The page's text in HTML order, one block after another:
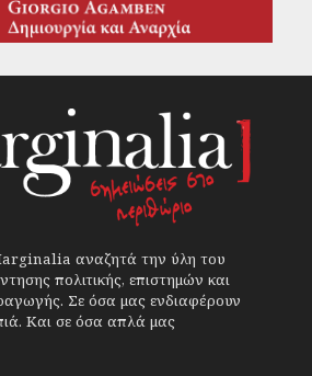
αναζητά την ύλη του
πολιτικής, επιστημών και
Σε όσα μας ενδιαφέρουν
Και σε όσα απλά μας